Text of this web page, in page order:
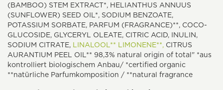
(BAMBOO) STEM EXTRACT*, HELIANTHUS ANNUUS
(SUNFLOWER) SEED OIL*, SODIUM BENZOATE,
POTASSIUM SORBATE, PARFUM (FRAGRANCE)**, COCO-
GLUCOSIDE, GLYCERYL OLEATE, CITRIC ACID, INULIN,
SODIUM CITRATE, LINALOOL** LIMONENE**, CITRUS
AURANTIUM PEEL OIL** 98,3% natural origin of total" *aus
kontrolliert biologischem Anbau/ *certified organic
**natürliche Parfumkomposition / **natural fragrance